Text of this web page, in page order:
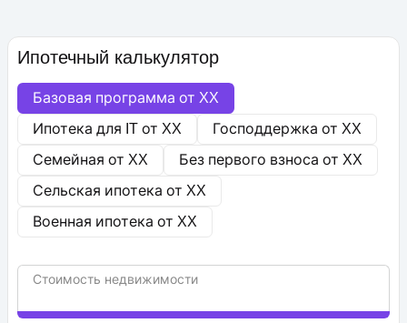
Ипотечный калькулятор
Базовая программа от XX
Ипотека для IT от XX Господдержка от XX
Семейная от XX Без первого взноса от XX
Сельская ипотека от XX
Военная ипотека от XX
Стоимость недвижимости